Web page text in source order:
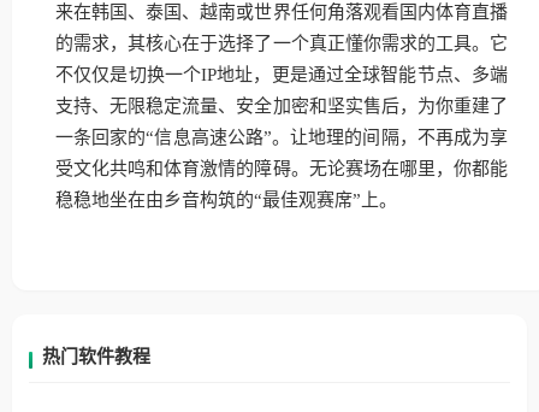
来在韩国、泰国、越南或世界任何角落观看国内体育直播
的需求，其核心在于选择了一个真正懂你需求的工具。它
不仅仅是切换一个IP地址，更是通过全球智能节点、多端
支持、无限稳定流量、安全加密和坚实售后，为你重建了
一条回家的“信息高速公路”。让地理的间隔，不再成为享
受文化共鸣和体育激情的障碍。无论赛场在哪里，你都能
稳稳地坐在由乡音构筑的“最佳观赛席”上。
热门软件教程